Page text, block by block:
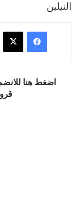
النيلين
فيسبوك
اضغط هنا